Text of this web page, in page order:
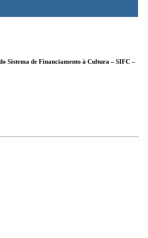
Sistema de Financiamento à Cultura – SIFC –